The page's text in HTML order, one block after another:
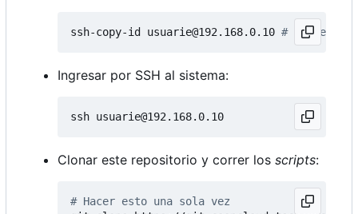
ssh-copy-id usuarie@192.168.0.10 # IP de la
Ingresar por SSH al sistema:
Clonar este repositorio y correr los scripts:
# Hacer esto una sola vez